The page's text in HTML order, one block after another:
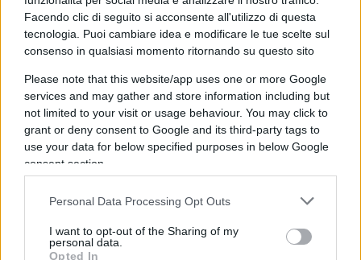
Facendo clic di seguito si acconsente all'utilizzo di questa
tecnologia. Puoi cambiare idea e modificare le tue scelte sul
consenso in qualsiasi momento ritornando su questo sito
Please note that this website/app uses one or more Google
services and may gather and store information including but
not limited to your visit or usage behaviour. You may click to
grant or deny consent to Google and its third-party tags to
use your data for below specified purposes in below Google
consent section.
Personal Data Processing Opt Outs
I want to opt-out of the Sharing of my
personal data.
Opted In
A dicembre il debito è diminuito di
17 miliardi
rispetto al mese precedente; un calo che si
presenta ogni anno e che contribuisce a
migliorare i dati statistici a consuntivo come
debito/PIL e deficit/PIL. Tuttavia, nel 2020 la
diminuzione è stata molto inferiore rispetto agli
anni precedenti, confermando la condizione di
stress dei conti pubblici negli ultimi 12 mesi.